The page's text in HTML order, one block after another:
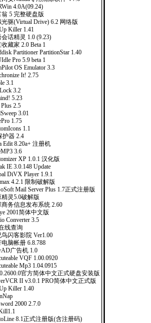
4.0A(09.24)
翁 5 完整硬盘版
光驱(Virtual Drive) 6.2 网络版
Killer 1.41
话精灵 1.0 (9.23)
藏家 2.0 Beta 1
Partitioner PartitionStar 1.40
Pro 5.9 beta 1
OS Emulator 3.3
It! 2.75
3.1
3.2
5.23
2.5
3.01
1.75
1.1
护器 2.4
Edit 8.20a+ 注册机
3.6
XP 1.0.1 汉化版
IE 3.0.148 Update
DiVX Player 1.9.1
4.2.1 限制破解版
Mail Server Plus 1.7正式注册版
灵5.0破解版
商务信息发布系统 2.60
2001简体中文版
Converter 3.5
线查询
闪客影院 Ver1.00
电脑帐册 6.8.788
广告机 1.0
VQF 1.00.0920
Mp3 1.04.0915
官方简体中文正式硬盘安装版
II v3.0.1 PRO简体中文正式版
Killer 1.40
2000 2.7.0
8.1正式注册版(含注册码)